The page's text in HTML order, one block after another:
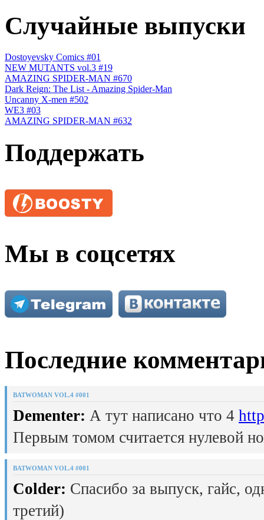
Случайные выпуски
Dostoyevsky Comics #01
NEW MUTANTS vol.3 #19
AMAZING SPIDER-MAN #670
Dark Reign: The List - Amazing Spider-Man
Uncanny X-men #502
WE3 #03
AMAZING SPIDER-MAN #632
Поддержать
Мы в соцсетях
Последние
BATWOMAN VOL.4 #001
Dementer: А тут написано что 4
Первым томом считается нулевой
BATWOMAN VOL.4 #001
Colder: Спасибо за выпуск, гайс,
третий)